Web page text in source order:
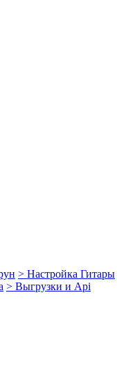
> Настройка Гитары
> Выгрузки и Api